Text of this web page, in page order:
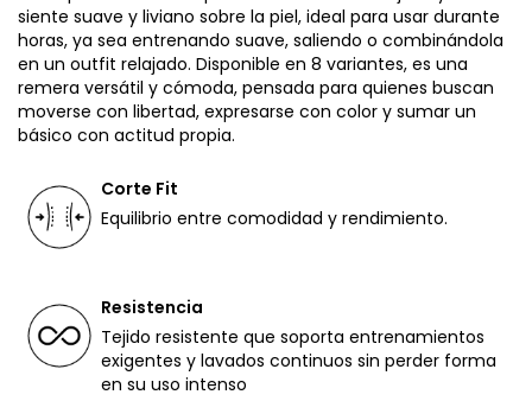
siente suave y liviano sobre la piel, ideal para usar durante
horas, ya sea entrenando suave, saliendo o combinándola
en un outfit relajado. Disponible en 8 variantes, es una
remera versátil y cómoda, pensada para quienes buscan
moverse con libertad, expresarse con color y sumar un
básico con actitud propia.
Corte Fit
Equilibrio entre comodidad y rendimiento.
Resistencia
Tejido resistente que soporta entrenamientos
exigentes y lavados continuos sin perder forma
en su uso intenso